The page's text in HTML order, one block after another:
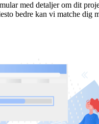
med detaljer om dit
bedre kan vi matche dig